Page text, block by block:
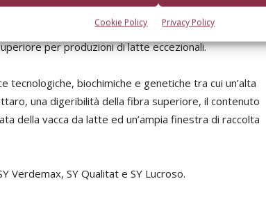
Cookie Policy Privacy Policy
marchio Powercell che identifica la gamma di ibridi di
per produzioni di latte eccezionali.
biochimiche e genetiche tra cui un’alta
una digeribilità della fibra superiore, il contenuto
della vacca da latte ed un’ampia finestra di raccolta
Verdemax, SY Qualitat e SY Lucroso.